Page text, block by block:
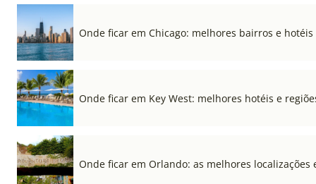
Onde ficar em Chicago: melhores bairros e
Onde ficar em Key West: melhores hotéis e
Onde ficar em Orlando: as melhores localizações